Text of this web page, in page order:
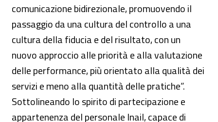
comunicazione bidirezionale, promuovendo il
passaggio da una cultura del controllo a una
cultura della fiducia e del risultato, con un
nuovo approccio alle priorità e alla valutazione
delle performance, più orientato alla qualità dei
servizi e meno alla quantità delle pratiche”.
Sottolineando lo spirito di partecipazione e
appartenenza del personale Inail, capace di